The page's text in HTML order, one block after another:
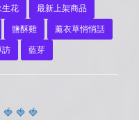
生花
最新上架商品
鹽酥雞
薰衣草悄悄話
訪 藍芽
🍓 🍓 🍓